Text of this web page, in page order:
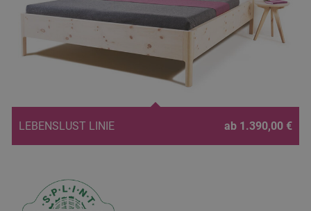
LEBENSLUST LINIE ab 1.390,00 €